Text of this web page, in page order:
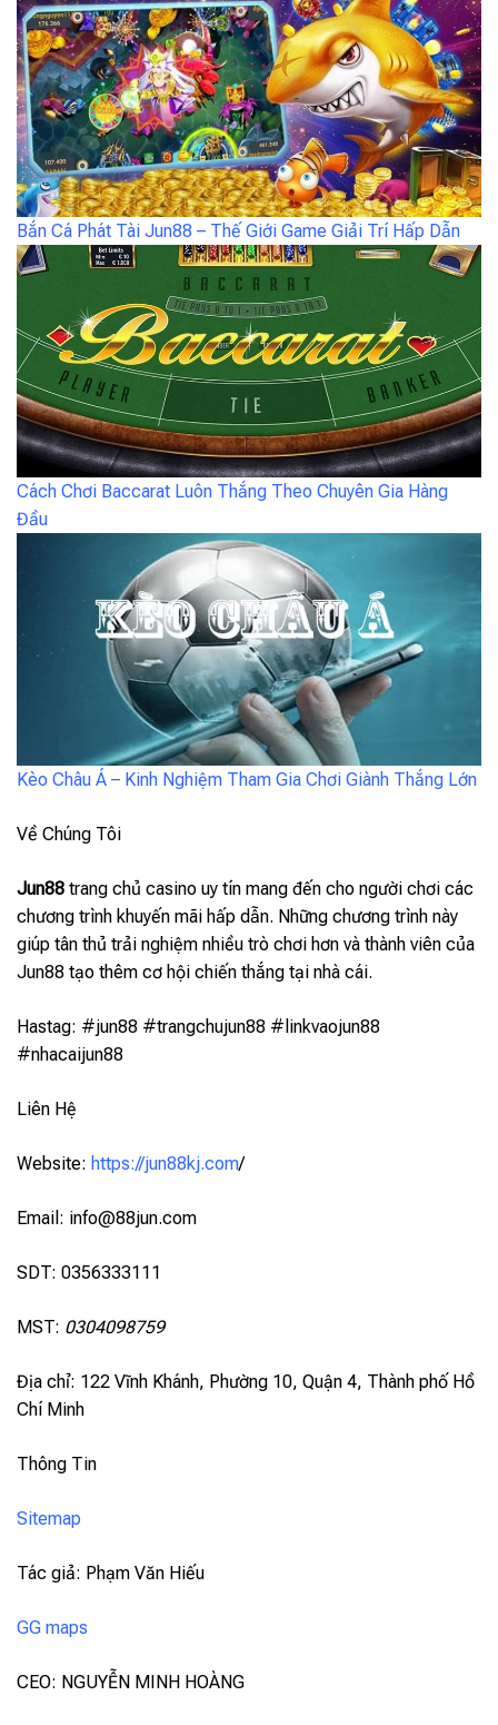
Bắn Cá Phát Tài Jun88 – Thế Giới Game Giải Trí Hấp Dẫn
Cách Chơi Baccarat Luôn Thắng Theo Chuyên Gia Hàng
Đầu
Kèo Châu Á – Kinh Nghiệm Tham Gia Chơi Giành Thắng Lớn
Về Chúng Tôi
Jun88 trang chủ casino uy tín mang đến cho người chơi các
chương trình khuyến mãi hấp dẫn. Những chương trình này
giúp tân thủ trải nghiệm nhiều trò chơi hơn và thành viên của
Jun88 tạo thêm cơ hội chiến thắng tại nhà cái.
Hastag: #jun88 #trangchujun88 #linkvaojun88
#nhacaijun88
Liên Hệ
Website: https://jun88kj.com/
Email: info@88jun.com
SDT: 0356333111
MST: 0304098759
Địa chỉ: 122 Vĩnh Khánh, Phường 10, Quận 4, Thành phố Hồ
Chí Minh
Thông Tin
Sitemap
Tác giả: Phạm Văn Hiếu
GG maps
CEO: NGUYỄN MINH HOÀNG